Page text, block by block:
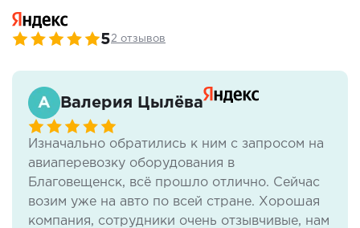
52 отзывов
Валерия Цылёва
Изначально обратились к ним с запросом на
авиаперевозку оборудования в
Благовещенск, всё прошло отлично. Сейчас
возим уже на авто по всей стране. Хорошая
компания, сотрудники очень отзывчивые, нам